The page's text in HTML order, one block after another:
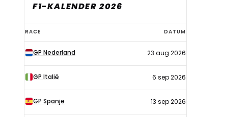
F1-KALENDER 2026
F1-
kalender
2026
RACE DATUM
GP Nederland 23 aug 2026
GP Italië 6 sep 2026
GP Spanje 13 sep 2026